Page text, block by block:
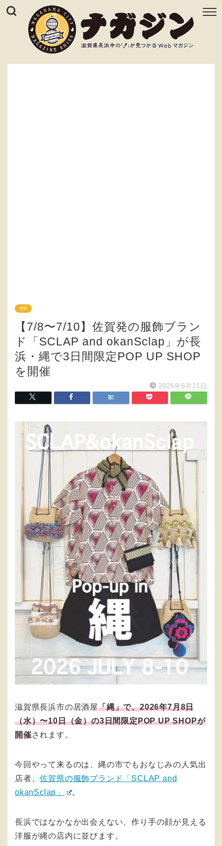
PR
【7/8〜7/10】佐賀発の服飾ブラン
ド「SCLAP and okanSclap」が長
浜・縄で3日間限定POP UP SHOP
を開催
2026年6月21日
滋賀県長浜市の居酒屋「縄」で、2026年7月8日
（水）〜10日（金）の3日間限定POP UP SHOPが
開催されます。
今回やって来るのは、縄の市でもおなじみの人気出
店者、佐賀県の服飾ブランド「SCLAP and
okanSclap」
。
長浜ではなかなか出会えない、作り手の顔が見える
洋服が縄の店内に並びます。